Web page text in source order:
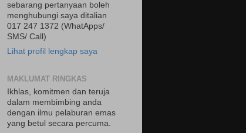
sebarang pertanyaan boleh
menghubungi saya ditalian
017 247 1372 (WhatApps/
SMS/ Call)
Lihat profil lengkap saya
MAKLUMAT RINGKAS
Ikhlas, komitmen dan teruja
dalam membimbing anda
dengan ilmu pelaburan emas
yang betul secara percuma.